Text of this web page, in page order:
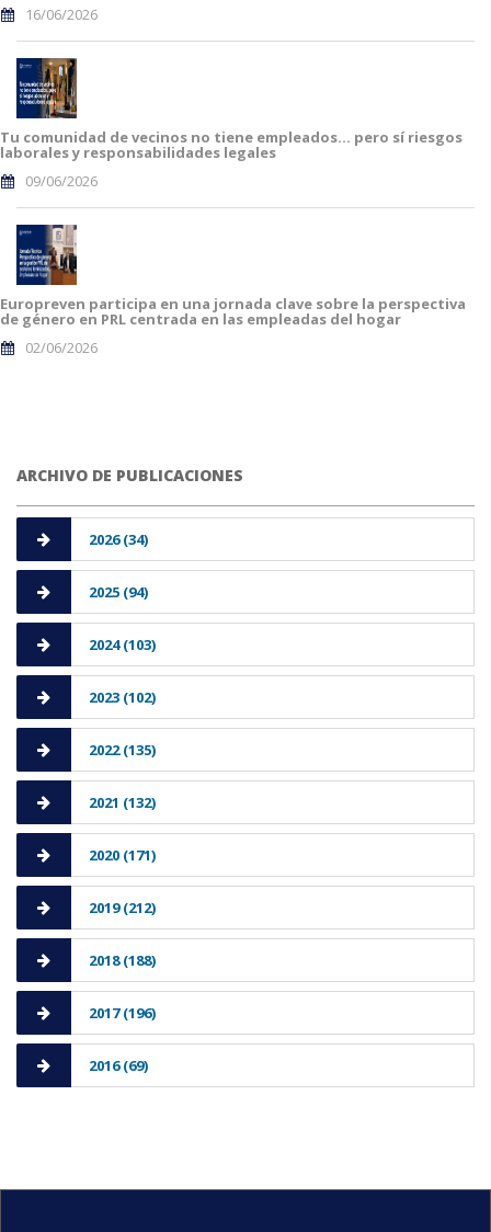
16/06/2026
Tu comunidad de vecinos no tiene empleados… pero sí riesgos
laborales y responsabilidades legales
09/06/2026
Europreven participa en una jornada clave sobre la perspectiva
de género en PRL centrada en las empleadas del hogar
02/06/2026
ARCHIVO DE PUBLICACIONES
2026 (34)
2025 (94)
2024 (103)
2023 (102)
2022 (135)
2021 (132)
2020 (171)
2019 (212)
2018 (188)
2017 (196)
2016 (69)